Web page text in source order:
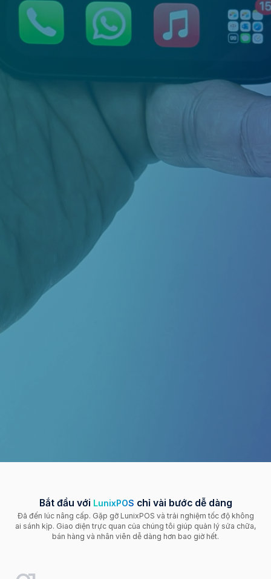
Bắt đầu với LunixPOS chỉ vài bước dễ dàng
Đã đến lúc nâng cấp. Gặp gỡ LunixPOS và trải nghiệm tốc độ không
ai sánh kịp. Giao diện trực quan của chúng tôi giúp quản lý sửa chữa,
bán hàng và nhân viên dễ dàng hơn bao giờ hết.